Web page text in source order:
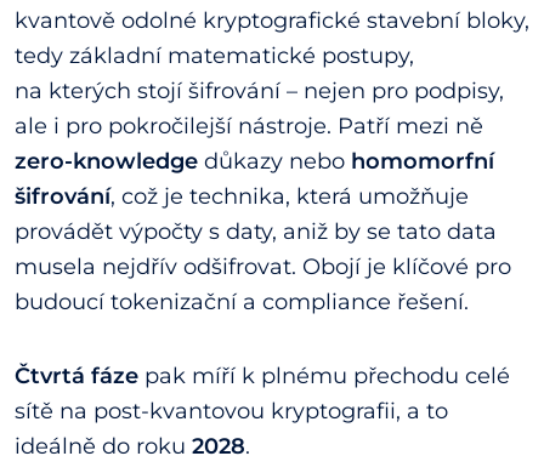
kvantově odolné kryptografické stavební bloky,
tedy základní matematické postupy,
na kterých stojí šifrování – nejen pro podpisy,
ale i pro pokročilejší nástroje. Patří mezi ně
zero-knowledge důkazy nebo homomorfní
šifrování, což je technika, která umožňuje
provádět výpočty s daty, aniž by se tato data
musela nejdřív odšifrovat. Obojí je klíčové pro
budoucí tokenizační a compliance řešení.
Čtvrtá fáze pak míří k plnému přechodu celé
sítě na post-kvantovou kryptografii, a to
ideálně do roku 2028.